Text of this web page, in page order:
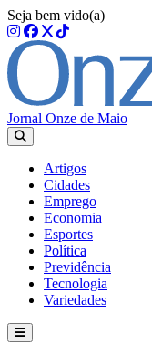
Seja bem vido(a)
Jornal Onze de Maio
Artigos
Cidades
Emprego
Economia
Esportes
Política
Previdência
Tecnologia
Variedades